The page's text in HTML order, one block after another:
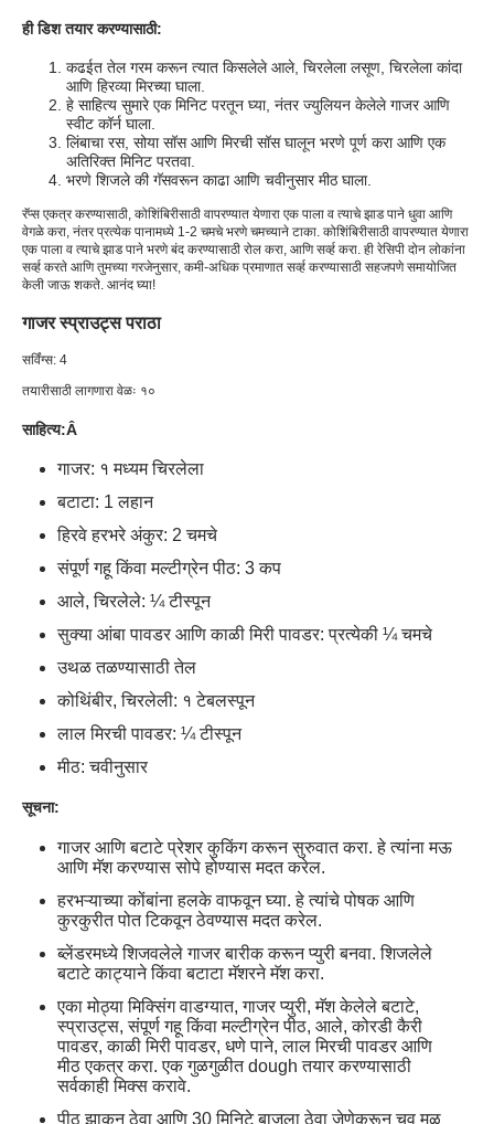
ही डिश तयार करण्यासाठी:
कढईत तेल गरम करून त्यात किसलेले आले, चिरलेला लसूण, चिरलेला कांदा
आणि हिरव्या मिरच्या घाला.
हे साहित्य सुमारे एक मिनिट परतून घ्या, नंतर ज्युलियन केलेले गाजर आणि
स्वीट कॉर्न घाला.
लिंबाचा रस, सोया सॉस आणि मिरची सॉस घालून भरणे पूर्ण करा आणि एक
अतिरिक्त मिनिट परतवा.
भरणे शिजले की गॅसवरून काढा आणि चवीनुसार मीठ घाला.
रॅप्स एकत्र करण्यासाठी, कोशिंबिरीसाठी वापरण्यात येणारा एक पाला व त्याचे झाड पाने धुवा आणि
वेगळे करा, नंतर प्रत्येक पानामध्ये 1-2 चमचे भरणे चमच्याने टाका. कोशिंबिरीसाठी वापरण्यात येणारा
एक पाला व त्याचे झाड पाने भरणे बंद करण्यासाठी रोल करा, आणि सर्व्ह करा. ही रेसिपी दोन लोकांना
सर्व्ह करते आणि तुमच्या गरजेनुसार, कमी-अधिक प्रमाणात सर्व्ह करण्यासाठी सहजपणे समायोजित
केली जाऊ शकते. आनंद घ्या!
गाजर स्प्राउट्स पराठा
सर्विंग्स: 4
तयारीसाठी लागणारा वेळः १०
साहित्य:Â
गाजर: १ मध्यम चिरलेला
बटाटा: 1 लहान
हिरवे हरभरे अंकुर: 2 चमचे
संपूर्ण गहू किंवा मल्टीग्रेन पीठ: 3 कप
आले, चिरलेले: ¼ टीस्पून
सुक्या आंबा पावडर आणि काळी मिरी पावडर: प्रत्येकी ¼ चमचे
उथळ तळण्यासाठी तेल
कोथिंबीर, चिरलेली: १ टेबलस्पून
लाल मिरची पावडर: ¼ टीस्पून
मीठ: चवीनुसार
सूचना:
गाजर आणि बटाटे प्रेशर कुकिंग करून सुरुवात करा. हे त्यांना मऊ
आणि मॅश करण्यास सोपे होण्यास मदत करेल.
हरभऱ्याच्या कोंबांना हलके वाफवून घ्या. हे त्यांचे पोषक आणि
कुरकुरीत पोत टिकवून ठेवण्यास मदत करेल.
ब्लेंडरमध्ये शिजवलेले गाजर बारीक करून प्युरी बनवा. शिजलेले
बटाटे काट्याने किंवा बटाटा मॅशरने मॅश करा.
एका मोठ्या मिक्सिंग वाडग्यात, गाजर प्युरी, मॅश केलेले बटाटे,
स्प्राउट्स, संपूर्ण गहू किंवा मल्टीग्रेन पीठ, आले, कोरडी कैरी
पावडर, काळी मिरी पावडर, धणे पाने, लाल मिरची पावडर आणि
मीठ एकत्र करा. एक गुळगुळीत dough तयार करण्यासाठी
सर्वकाही मिक्स करावे.
पीठ झाकून ठेवा आणि 30 मिनिटे बाजूला ठेवा जेणेकरून चव मळू